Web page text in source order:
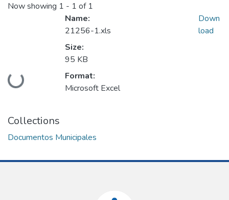
Now showing 1 - 1 of 1
Loading...
Name:
21256-1.xls
Size:
95 KB
Format:
Microsoft Excel
Down
load
Collections
Documentos Municipales